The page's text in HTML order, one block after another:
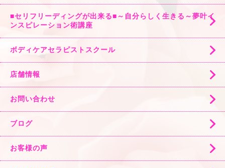
■セリフリーディングが出来る■～自分らしく生きる～夢叶イ
ンスピレーション術講座
ボディケアセラピストスクール
店舗情報
お問い合わせ
ブログ
お客様の声